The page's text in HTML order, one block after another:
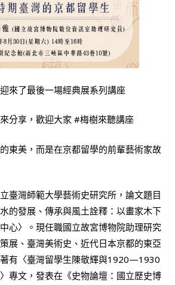
來了最後一場經典展系列講座
分享，歡迎大家 #梅樹來聽講座
東美，而是在京都留學的前輩藝術家故
臺灣師範大學藝術史研究所，論文題目
的發展、傳承與風土詮釋：以畫家木下
心〉。現任職國立故宮博物院助理研究
展、臺灣美術史、近代日本京都的東亞
有〈臺灣留學生陳敬輝與1920—1930
專文，發表在《史物論壇：國立歷史博